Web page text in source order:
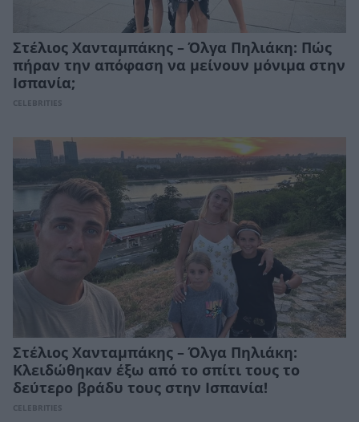
Στέλιος Χανταμπάκης – Όλγα Πηλιάκη: Πώς
πήραν την απόφαση να μείνουν μόνιμα στην
Ισπανία;
CELEBRITIES
Στέλιος Χανταμπάκης – Όλγα Πηλιάκη:
Κλειδώθηκαν έξω από το σπίτι τους το
δεύτερο βράδυ τους στην Ισπανία!
CELEBRITIES